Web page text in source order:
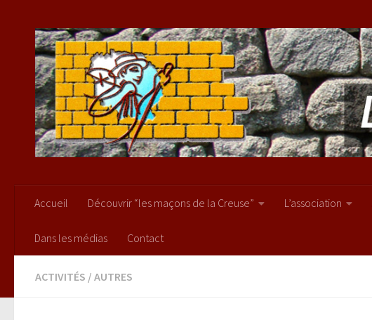
Accueil Découvrir “les maçons de la Creuse” L’association
Dans les médias Contact
ACTIVITÉS / AUTRES